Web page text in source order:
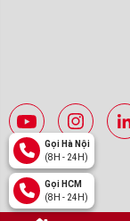
Gọi Hà Nội
(8H - 24H)
Gọi HCM
(8H - 24H)